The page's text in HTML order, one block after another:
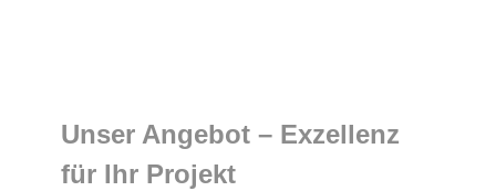
Unser Angebot – Exzellenz
für Ihr Projekt